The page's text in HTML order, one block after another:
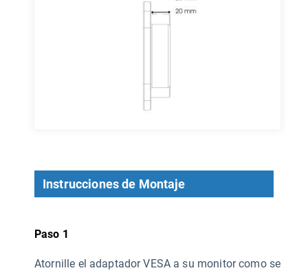
Instrucciones de Montaje
Paso 1
Atornille el adaptador VESA a su monitor como se